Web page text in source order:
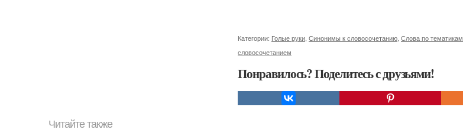
Категории: Голые руки Синонимы к словосочетанию Слова по тематикам
словосочетанием
Понравилось? Поделитесь с друзьями!
Читайте также